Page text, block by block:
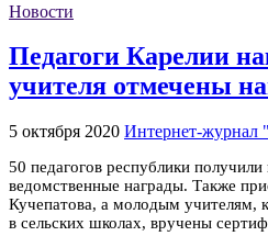
Новости
Педагоги Карелии
учителя отмечены
5 октября 2020 Интернет-журнал
50 педагогов республики получили
ведомственные награды. Также
Кучепатова, а молодым учителям,
в сельских школах, вручены